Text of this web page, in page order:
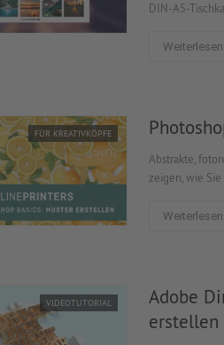
DIN-A5-
Weiterlesen
FÜR KREATIVKÖPFE
Abstrakte,
zeigen, wie
Weiterlesen
VIDEOTUTORIAL
Adobe
erstellen